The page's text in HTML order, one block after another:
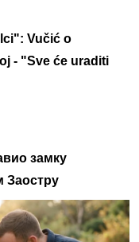
Vučić o
- "Sve će uraditi
замку
Заостру